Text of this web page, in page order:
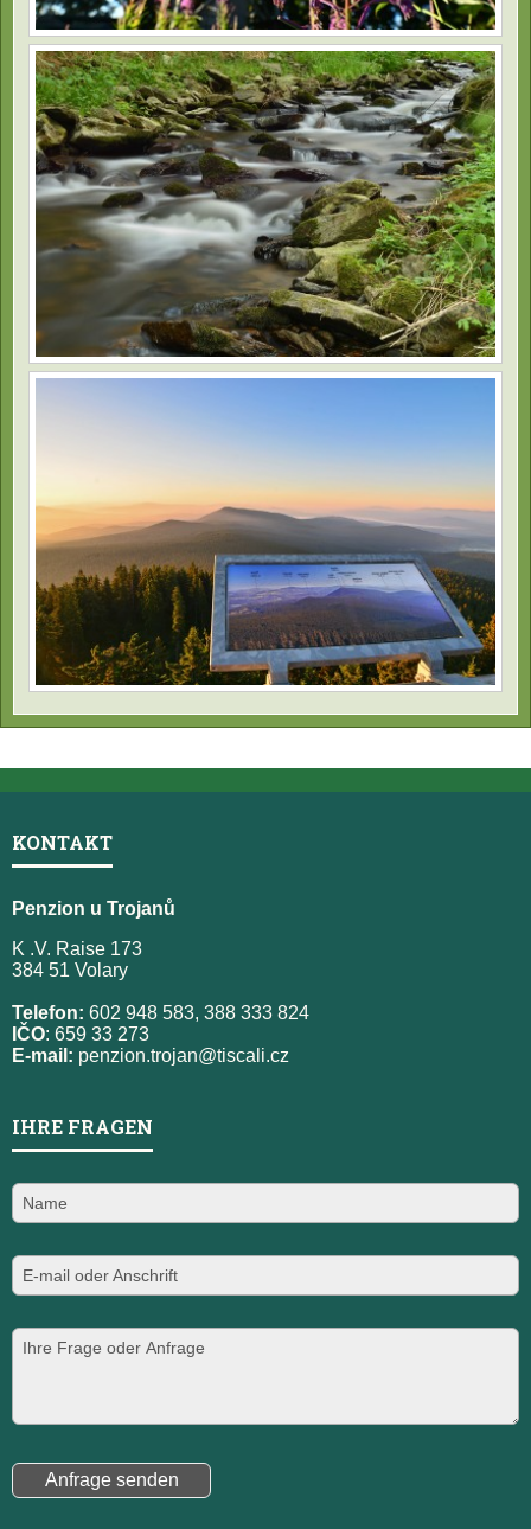
KONTAKT
Penzion u Trojanů
K .V. Raise 173
384 51 Volary
Telefon: 602 948 583, 388 333 824
IČO: 659 33 273
E-mail: penzion.trojan@tiscali.cz
IHRE FRAGEN